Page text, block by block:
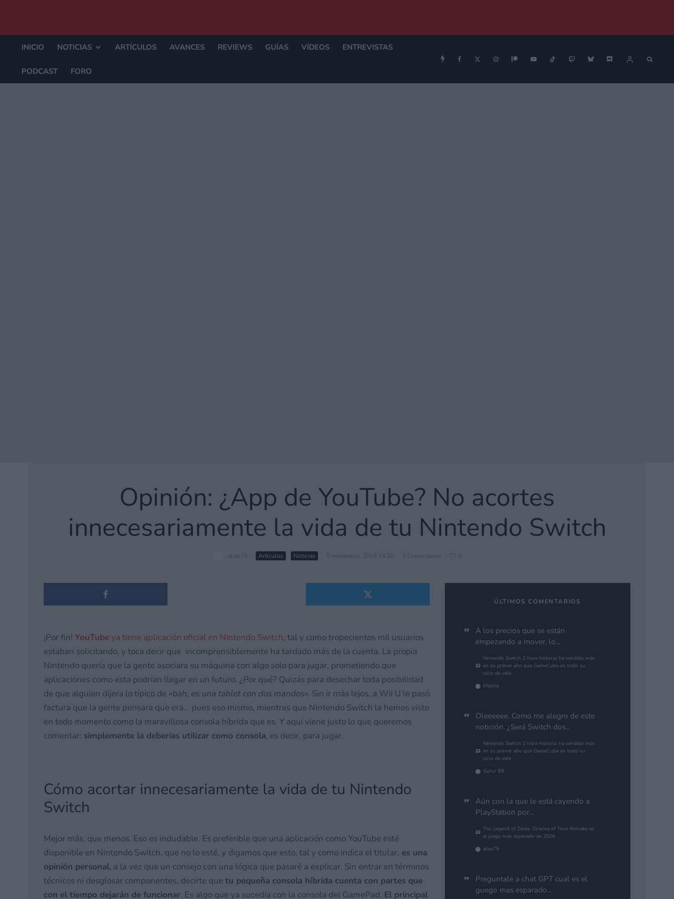
INICIO NOTICIAS ARTÍCULOS AVANCES REVIEWS GUÍAS VÍDEOS ENTREVISTAS
PODCAST FORO
Opinión: ¿App de YouTube? No acortes
innecesariamente la vida de tu Nintendo Switch
alias79 Artículos Noticias 9 noviembre, 2018 14:20 3 Comentarios 0
¡Por fin! YouTube ya tiene aplicación oficial en Nintendo Switch, tal y como tropecientos mil usuarios
estaban solicitando, y toca decir que incomprensiblemente ha tardado más de la cuenta. La propia
Nintendo quería que la gente asociara su máquina con algo solo para jugar, prometiendo que
aplicaciones como esta podrían llegar en un futuro. ¿Por qué? Quizás para desechar toda posibilidad
de que alguien dijera lo típico de «bah, es una tablet con dos mandos». Sin ir más lejos, a Wii U le pasó
factura que la gente pensara que era… pues eso mismo, mientras que Nintendo Switch la hemos visto
en todo momento como la maravillosa consola híbrida que es. Y aquí viene justo lo que queremos
comentar: simplemente la deberías utilizar como consola, es decir, para jugar.
Cómo acortar innecesariamente la vida de tu Nintendo
Switch
Mejor más, que menos. Eso es indudable. Es preferible que una aplicación como YouTube esté
disponible en Nintendo Switch, que no lo esté, y digamos que esto, tal y como indica el titular, es una
opinión personal, a la vez que un consejo con una lógica que pasaré a explicar. Sin entrar en términos
técnicos ni desglosar componentes, decirte que tu pequeña consola híbrida cuenta con partes que
con el tiempo dejarán de funcionar. Es algo que ya sucedía con la consola del GamePad. El principal
ÚLTIMOS COMENTARIOS
A los precios que se están
empezando a mover, lo...
Nintendo Switch 2 hace historia: ha vendido más
en su primer año que GameCube en todo su
ciclo de vida
Efejota
Oleeeeee. Como me alegro de este
notición. ¿Será Switch dos...
Nintendo Switch 2 hace historia: ha vendido más
en su primer año que GameCube en todo su
ciclo de vida
Gutur 89
Aún con la que le está cayendo a
PlayStation por...
The Legend of Zelda: Ocarina of Time Remake es
el juego más esperado de 2026
alias79
Preguntale a chat GPT cual es el
guego mas esparado...